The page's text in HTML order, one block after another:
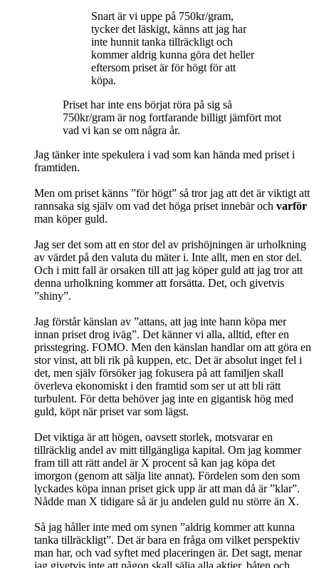
Snart är vi uppe på 750kr/gram,
tycker det läskigt, känns att jag har
inte hunnit tanka tillräckligt och
kommer aldrig kunna göra det heller
eftersom priset är för högt för att
köpa.
Priset har inte ens börjat röra på sig så
750kr/gram är nog fortfarande billigt jämfört mot
vad vi kan se om några år.
Jag tänker inte spekulera i vad som kan hända med priset i
framtiden.
Men om priset känns ”för högt” så tror jag att det är viktigt att
rannsaka sig själv om vad det höga priset innebär och varför
man köper guld.
Jag ser det som att en stor del av prishöjningen är urholkning
av värdet på den valuta du mäter i. Inte allt, men en stor del.
Och i mitt fall är orsaken till att jag köper guld att jag tror att
denna urholkning kommer att forsätta. Det, och givetvis
”shiny”.
Jag förstår känslan av ”attans, att jag inte hann köpa mer
innan priset drog iväg”. Det känner vi alla, alltid, efter en
prisstegring. FOMO. Men den känslan handlar om att göra en
stor vinst, att bli rik på kuppen, etc. Det är absolut inget fel i
det, men själv försöker jag fokusera på att familjen skall
överleva ekonomiskt i den framtid som ser ut att bli rätt
turbulent. För detta behöver jag inte en gigantisk hög med
guld, köpt när priset var som lägst.
Det viktiga är att högen, oavsett storlek, motsvarar en
tillräcklig andel av mitt tillgängliga kapital. Om jag kommer
fram till att rätt andel är X procent så kan jag köpa det
imorgon (genom att sälja lite annat). Fördelen som den som
lyckades köpa innan priset gick upp är att man då är ”klar”.
Nådde man X tidigare så är ju andelen guld nu större än X.
Så jag håller inte med om synen ”aldrig kommer att kunna
tanka tillräckligt”. Det är bara en fråga om vilket perspektiv
man har, och vad syftet med placeringen är. Det sagt, menar
jag givetvis inte att någon skall sälja alla aktier, båten och